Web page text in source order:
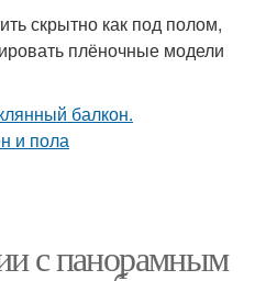
скрытно как под полом,
плёночные модели
с панорамным